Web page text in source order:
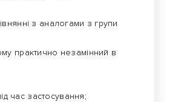
з аналогами з групи
практично незамінний в
час застосування;